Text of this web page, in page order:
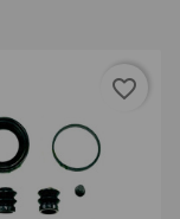
favorite_border